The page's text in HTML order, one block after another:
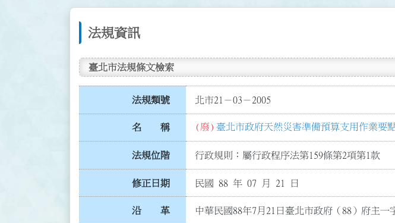
法規資訊
臺北市法規條文檢索
法規類號 北市21－03－2005
名 稱 (廢) 臺北市政府天然災害準備預算支用作業要
法規位階 行政規則：屬行政程序法第159條第2項第1款
修正日期 民國 88 年 07 月 21 日
沿 革 中華民國88年7月21日臺北市政府（88）府主一